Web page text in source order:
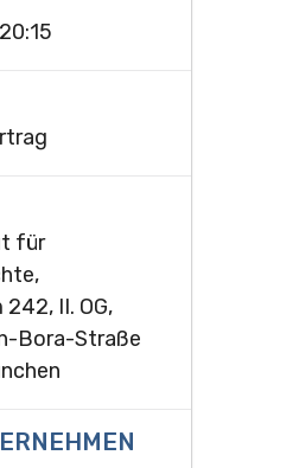
20:15
für
II. OG,
Bora-Straße